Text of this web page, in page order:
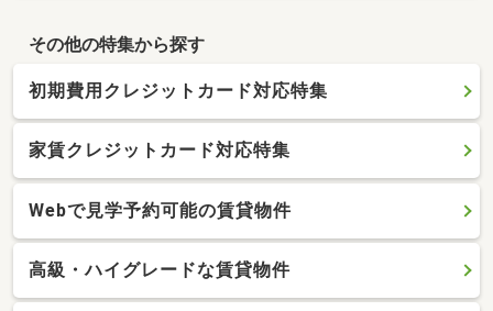
その他の特集から探す
初期費用クレジットカード対応特集
家賃クレジットカード対応特集
Webで見学予約可能の賃貸物件
高級・ハイグレードな賃貸物件